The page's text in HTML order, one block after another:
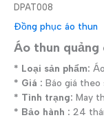
DPAT008
Đồng phục áo thun
Áo thun quảng
* Loại sản phẩm:
* Giá : Báo giá theo
* Tình trạng: May
* Bảo hành : 24